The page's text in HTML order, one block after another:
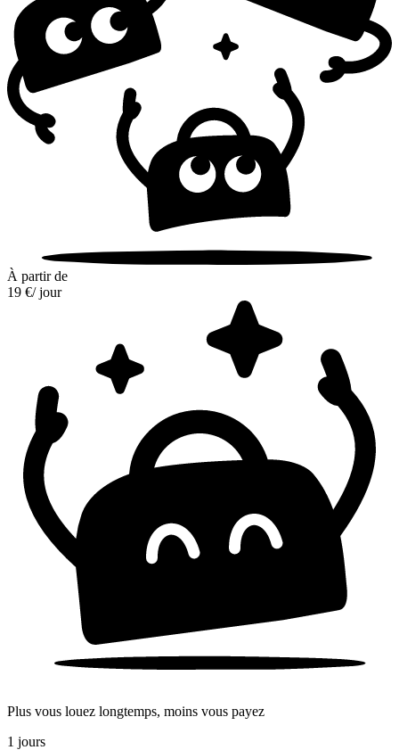
À partir de
19 €/ jour
Plus vous louez longtemps, moins vous payez
1 jours